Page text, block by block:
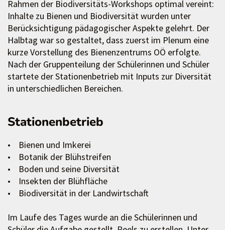
Rahmen der Biodiversitäts-Workshops optimal vereint:
Inhalte zu Bienen und Biodiversität wurden unter
Berücksichtigung pädagogischer Aspekte gelehrt. Der
Halbtag war so gestaltet, dass zuerst im Plenum eine
kurze Vorstellung des Bienenzentrums OÖ erfolgte.
Nach der Gruppenteilung der Schülerinnen und Schüler
startete der Stationenbetrieb mit Inputs zur Diversität
in unterschiedlichen Bereichen.
Stationenbetrieb
• Bienen und Imkerei
• Botanik der Blühstreifen
• Boden und seine Diversität
• Insekten der Blühfläche
• Biodiversität in der Landwirtschaft
Im Laufe des Tages wurde an die Schülerinnen und